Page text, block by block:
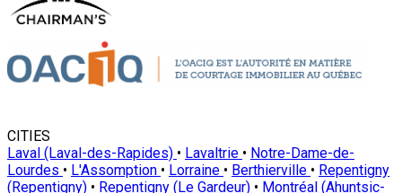
CITIES
Laval (Laval-des-Rapides) • Lavaltrie • Notre-Dame-de-
Lourdes • L'Assomption • Lorraine • Berthierville • Repentigny
(Repentigny) • Repentigny (Le Gardeur) • Montréal (Ahuntsic-